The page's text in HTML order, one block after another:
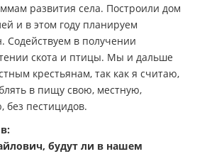
развития села. Построили дом
и в этом году планируем
Содействуем в получении
скота и птицы. Мы и дальше
крестьянам, так как я считаю,
в пищу свою, местную,
без пестицидов.
будут ли в нашем